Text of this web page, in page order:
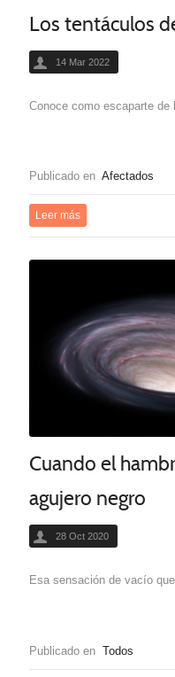
Los tentáculos
14 Mar 2022
Conoce como escaparte
Publicado en Afectados
Leer más
Cuando el
agujero negro
28 Oct 2020
Esa sensación de vacío
Publicado en Todos